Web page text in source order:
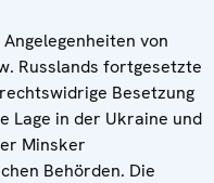
von
Russlands fortgesetzte
Besetzung
Lage in der Ukraine und
Minsker
Behörden. Die